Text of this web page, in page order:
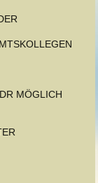
MÖGLICH